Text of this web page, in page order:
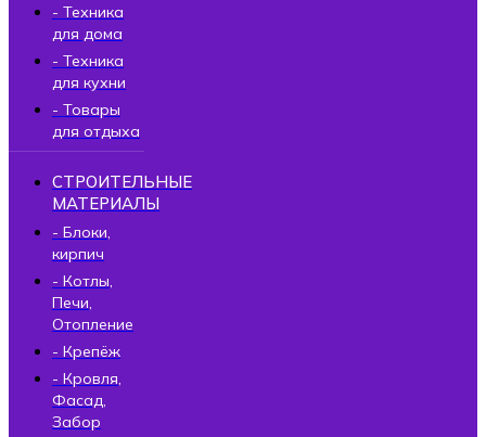
- Техника
для дома
- Техника
для кухни
- Товары
для отдыха
СТРОИТЕЛЬНЫЕ
МАТЕРИАЛЫ
- Блоки,
кирпич
- Котлы,
Печи,
Отопление
- Крепёж
- Кровля,
Фасад,
Забор